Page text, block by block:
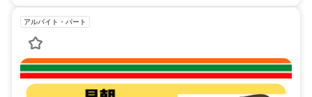
アルバイト・パート